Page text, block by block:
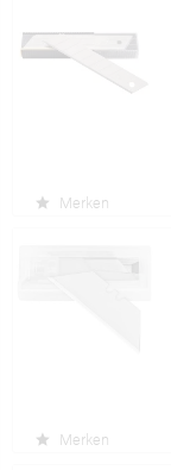
Merken
Merken